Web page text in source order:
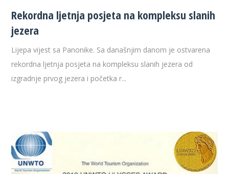
Rekordna ljetnja posjeta na kompleksu slanih
jezera
Lijepa vijest sa Panonike. Sa današnjim danom je ostvarena
rekordna ljetnja posjeta na kompleksu slanih jezera od
izgradnje prvog jezera i početka r...